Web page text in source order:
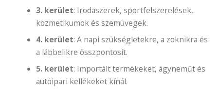
3. kerület: Irodaszerek, sportfelszerelések,
kozmetikumok és szemüvegek.
4. kerület: A napi szükségletekre, a zoknikra és
a lábbelikre összpontosít.
5. kerület: Importált termékeket, ágyneműt és
autóipari kellékeket kínál.